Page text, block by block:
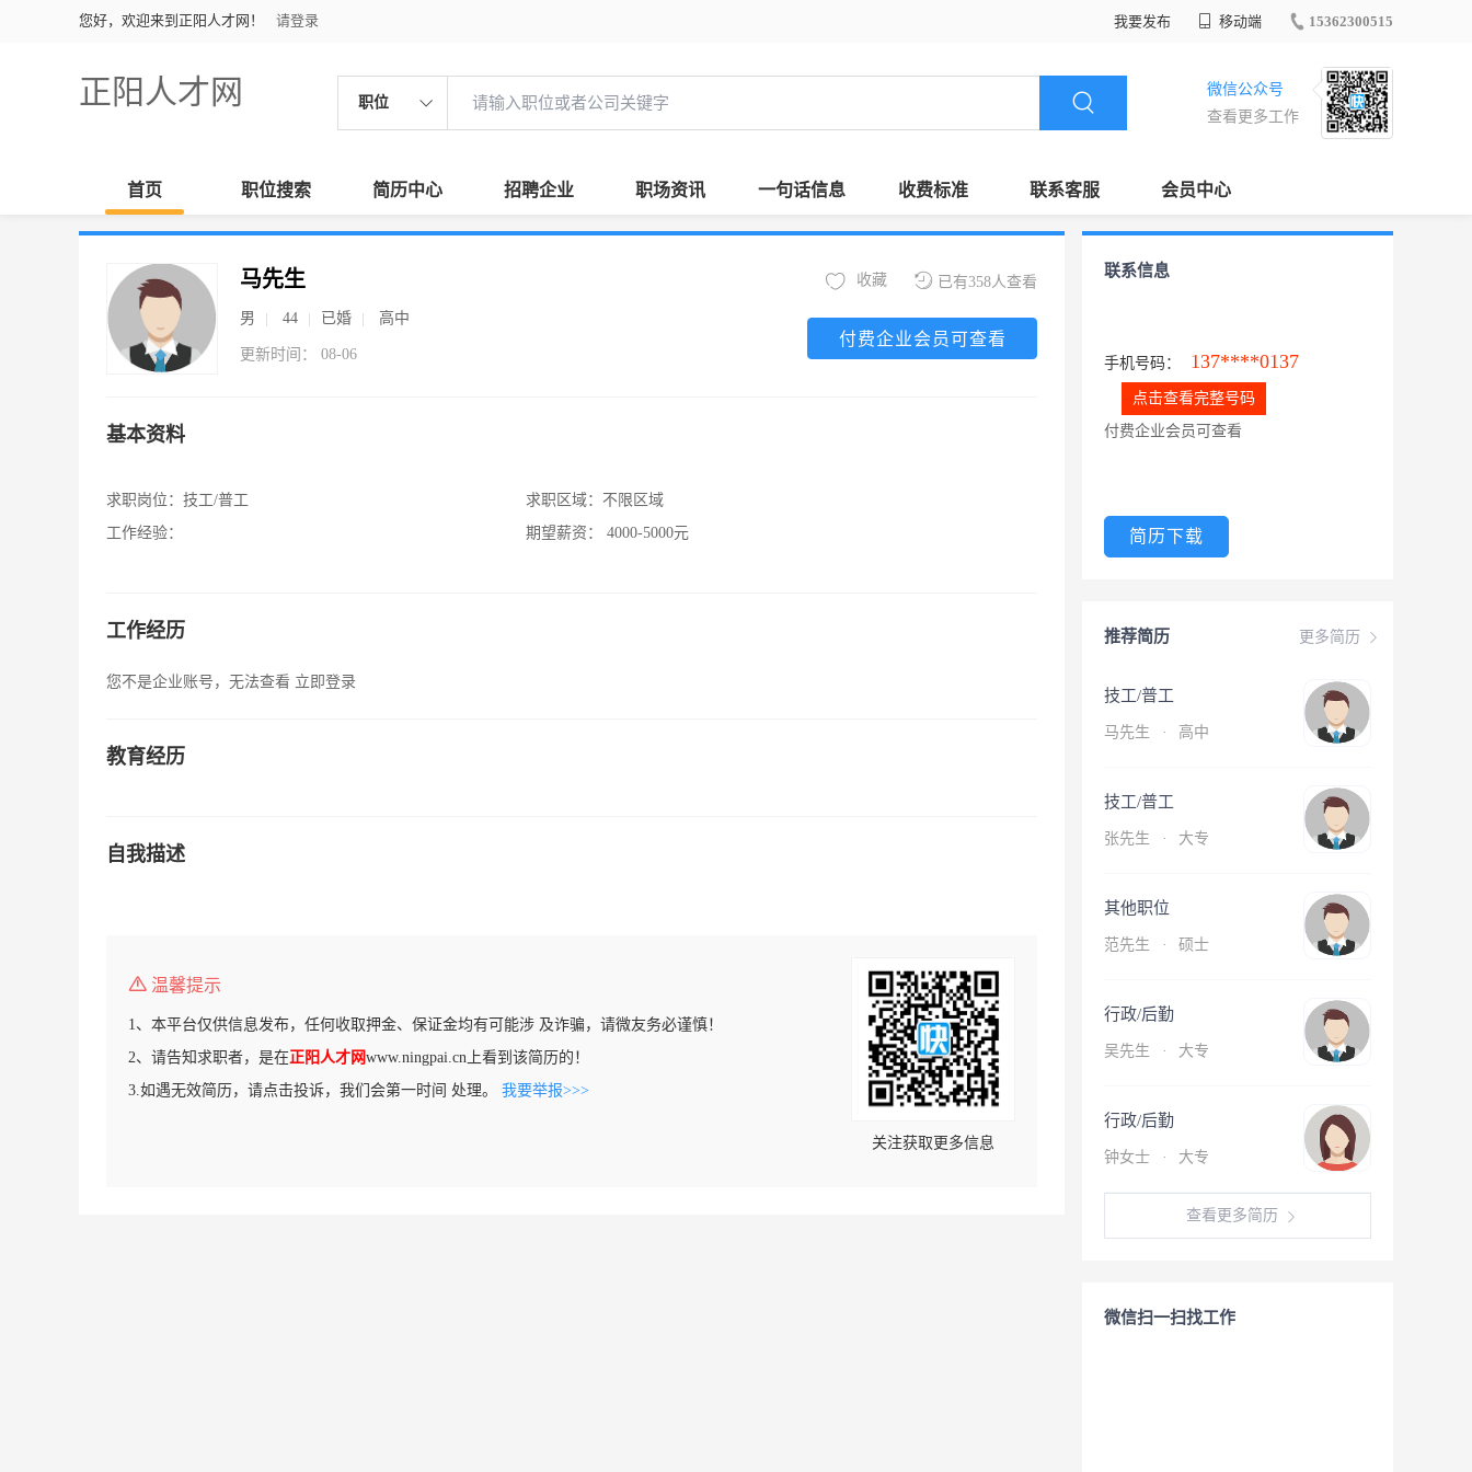
您好，欢迎来到正阳人才网！ 请登录 我要发布 移动端 15362300515
正阳人才网 职位
微信公众号
查看更多工作
首页 职位搜索 简历中心 招聘企业 职场资讯 一句话信息 收费标准 联系客服 会员中心
马先生
男 44 已婚 高中
更新时间： 08-06
已有358人查看
收藏
付费企业会员可查看
基本资料
求职岗位： 技工/普工
工作经验：
求职区域： 不限区域
期望薪资：
4000-5000元
工作经历
您不是企业账号，无法查看 立即登录
教育经历
自我描述
温馨提示
1、本平台仅供信息发布，任何收取押金、保证金均有可能涉 及诈骗，请微友务必谨慎！
2、请告知求职者，是在正阳人才网www.ningpai.cn上看到该简历的！
3.如遇无效简历，请点击投诉，我们会第一时间 处理。 我要举报>>>
关注获取更多信息
联系信息
手机号码： 137****0137
点击查看完整号码
付费企业会员可查看
简历下载
更多简历
推荐简历
技工/普工
马先生 · 高中
技工/普工
张先生 · 大专
其他职位
范先生 · 硕士
行政/后勤
吴先生 · 大专
行政/后勤
钟女士 · 大专
查看更多简历
微信扫一扫找工作